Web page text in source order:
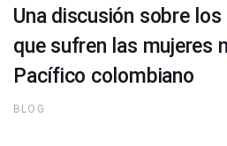
Una discusión sobre
que sufren las mujeres
Pacífico colombiano
BLOG